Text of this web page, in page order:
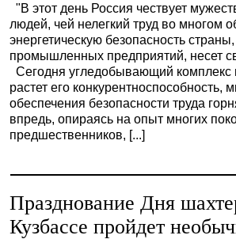
"В этот день Россия чествует
людей, чей нелегкий труд во многом
энергетическую безопасность
промышленных предприятий, несет
Сегодня угледобывающий комплекс
растет его конкурентноспособность,
обеспечения безопасности труда
впредь, опираясь на опыт многих
предшественников, [...]
Празднование Дня
Кузбассе пройдет